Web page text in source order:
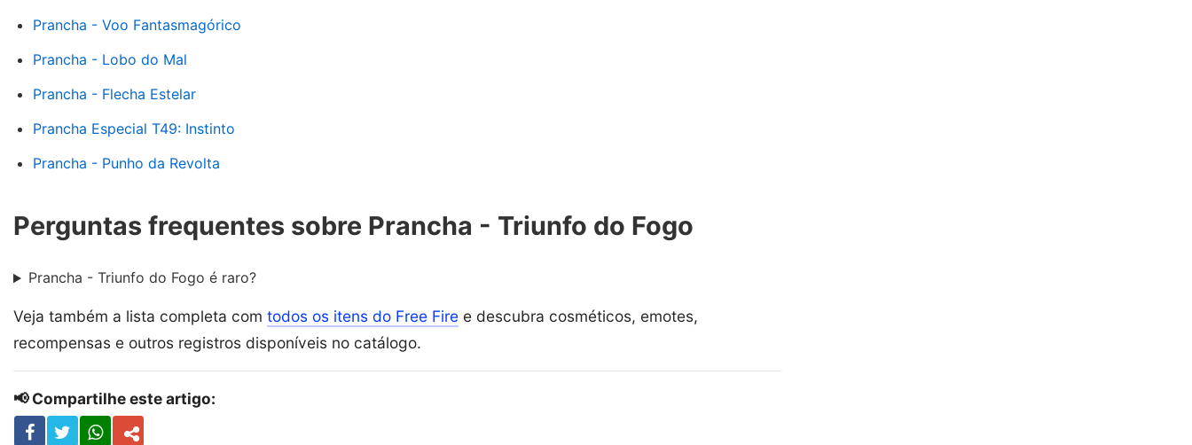
Prancha - Voo Fantasmagórico
Prancha - Lobo do Mal
Prancha - Flecha Estelar
Prancha Especial T49: Instinto
Prancha - Punho da Revolta
Perguntas frequentes sobre Prancha - Triunfo do Fogo
Prancha - Triunfo do Fogo é raro?
Veja também a lista completa com todos os itens do Free Fire e descubra cosméticos, emotes,
recompensas e outros registros disponíveis no catálogo.
📢 Compartilhe este artigo: